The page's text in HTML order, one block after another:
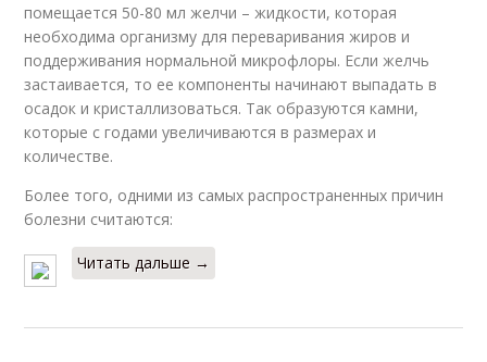
помещается 50-80 мл желчи – жидкости, которая
необходима организму для переваривания жиров и
поддерживания нормальной микрофлоры. Если желчь
застаивается, то ее компоненты начинают выпадать в
осадок и кристаллизоваться. Так образуются камни,
которые с годами увеличиваются в размерах и
количестве.
Более того, одними из самых распространенных причин
болезни считаются:
Читать дальше →